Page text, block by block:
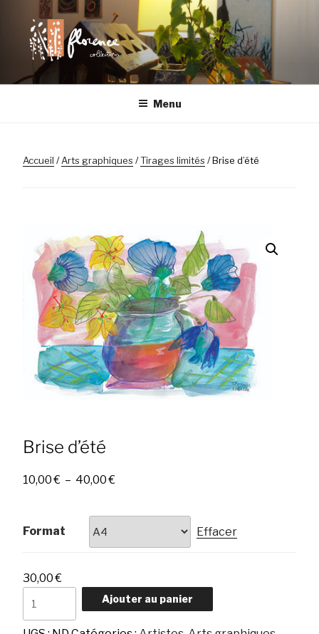
contenu
principal
FLORENCE
LILLE
Chaque objet a son histoire
Menu
Accueil /Arts graphiques /Tirages limités / Brise d’été
Brise d’été
10,00€ – 40,00€
prix :
à
Format Effacer
30,00€
de
Brise
Ajouter au panier